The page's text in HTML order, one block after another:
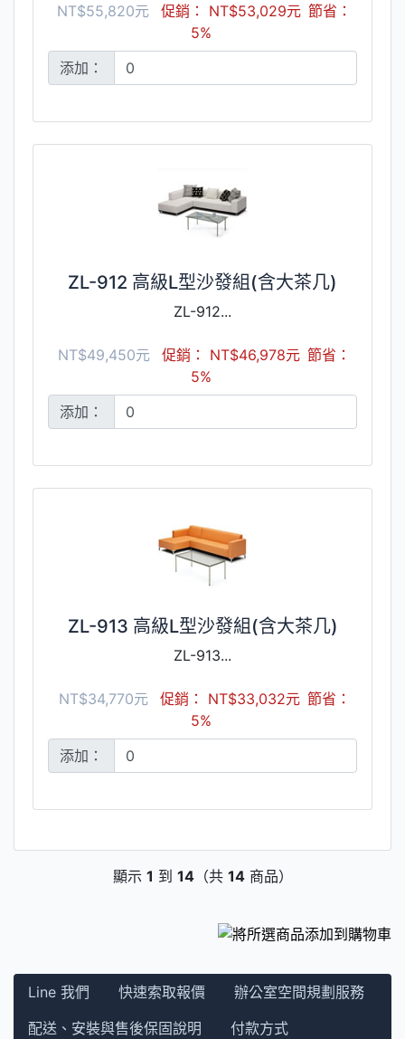
NT$55,820元 促銷： NT$53,029元 節省：
5%
添加：
ZL-912 高級L型沙發組(含大茶几)
ZL-912...
NT$49,450元 促銷： NT$46,978元 節省：
5%
添加：
ZL-913 高級L型沙發組(含大茶几)
ZL-913...
NT$34,770元 促銷： NT$33,032元 節省：
5%
添加：
顯示 1 到 14（共 14商品）
Line 我們 快速索取報價
辦公室空間規劃服務
配送、安裝與售後保固說明
付款方式